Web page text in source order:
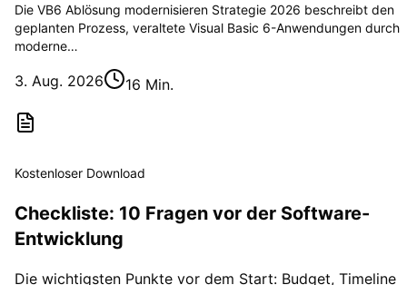
Die VB6 Ablösung modernisieren Strategie 2026 beschreibt den
geplanten Prozess, veraltete Visual Basic 6-Anwendungen durch
moderne…
3. Aug. 2026 16 Min.
Kostenloser Download
Checkliste: 10 Fragen vor der Software-
Entwicklung
Die wichtigsten Punkte vor dem Start: Budget, Timeline